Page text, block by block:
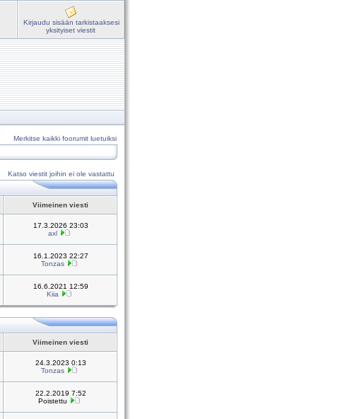
Kirjaudu sisään tarkistaaksesi
yksityiset viestit
Merkitse kaikki foorumit luetuiksi
Katso viestit joihin ei ole vastattu
Viimeinen viesti
17.3.2026 23:03
axl
16.1.2023 22:27
Tonzas
16.6.2021 12:59
Kiia
Viimeinen viesti
24.3.2023 0:13
Tonzas
22.2.2019 7:52
Poistettu